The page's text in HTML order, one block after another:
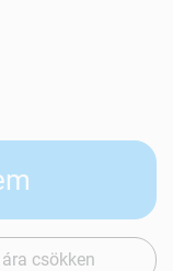
csökken